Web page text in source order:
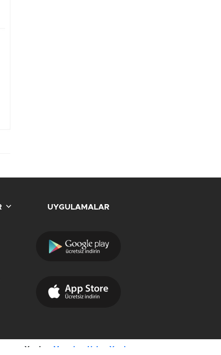
UYGULAMALAR
Yazılım: Moradam Haber Yazılımı